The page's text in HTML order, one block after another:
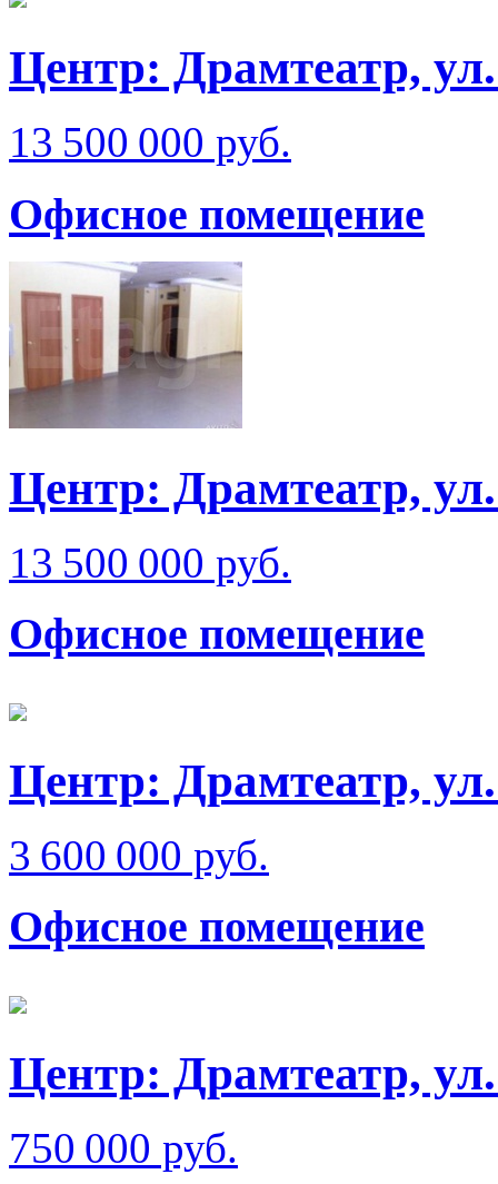
Центр: Драмтеатр,
13 500 000 руб.
Офисное помещение
Центр: Драмтеатр,
13 500 000 руб.
Офисное помещение
Центр: Драмтеатр,
3 600 000 руб.
Офисное помещение
Центр: Драмтеатр,
750 000 руб.